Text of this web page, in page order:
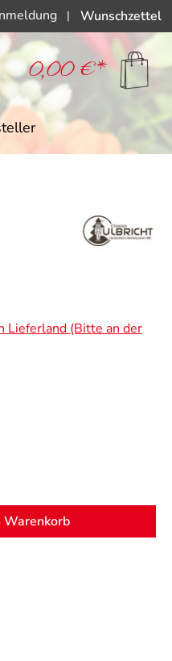
| Wunschzettel
0,00 €*
Lieferland (Bitte an der
Wert ein
Warenkorb